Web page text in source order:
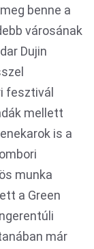
benne a
városának
Dujin
fesztivál
mellett
is a
munka
a Green
már